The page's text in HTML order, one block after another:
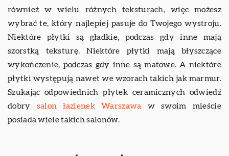
również w wielu różnych teksturach, więc możesz
wybrać te, który najlepiej pasuje do Twojego wystroju.
Niektóre płytki są gładkie, podczas gdy inne mają
szorstką teksturę. Niektóre płytki mają błyszczące
wykończenie, podczas gdy inne są matowe. A niektóre
płytki występują nawet we wzorach takich jak marmur.
Szukając odpowiednich płytek ceramicznych odwiedź
dobry salon łazienek Warszawa w swoim mieście
posiada wiele takich salonów.